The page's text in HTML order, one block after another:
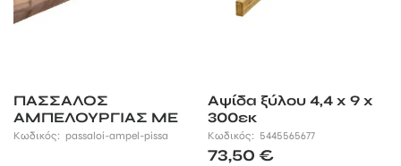
ΠΑΣΣΑΛΟΣ
ΑΜΠΕΛΟΥΡΓΙΑΣ ΜΕ
ΜΥΤΗ
Κωδικός: passaloi-ampel-pissa
Αψίδα ξύλου 4,4 x 9 x
300εκ
Κωδικός: 5445565677
73,50€